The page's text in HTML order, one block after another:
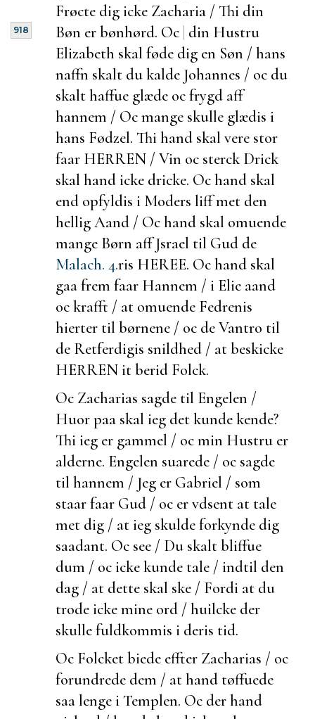
Frøcte dig icke Zacharia / Thi din
Bøn er bønhørd. Oc |
918
din Hustru
Elizabeth skal føde dig en Søn / hans
naffn skalt du kalde Johannes / oc du
skalt haffue glæde oc frygd aff
hannem / Oc mange skulle glædis i
hans Fødzel. Thi hand skal vere stor
faar HERREN / Vin oc sterck Drick
skal hand icke dricke. Oc hand skal
end opfyldis i Moders liff met den
hellig Aand / Oc hand skal omuende
mange Børn aff Jsrael til Gud de
Malach. 4.ris HEREE. Oc hand skal
gaa frem faar Hannem / i Elie aand
oc krafft / at omuende Fedrenis
hierter til børnene / oc de Vantro til
de Retferdigis snildhed / atbeskicke
HERREN itberid Folck.
Oc Zacharias sagde til Engelen /
Huor paa skal ieg det kunde kende?
Thi ieg er gammel / oc min Hustru er
alderne. Engelen suarede / oc sagde
til hannem / Jeg er Gabriel / som
staar faar Gud / oc er vdsent at tale
met dig / at ieg skulde forkynde dig
saadant. Oc see / Du skalt bliffue
dum / oc icke kunde tale / indtil den
dag / at dette skal ske / Fordi at du
trode icke mine ord / huilcke der
skullefuldkommis i deris tid.
Oc Folcketbiede effter Zacharias / oc
forundrede dem / at hand tøffuede
saa lenge i Templen. Oc der hand